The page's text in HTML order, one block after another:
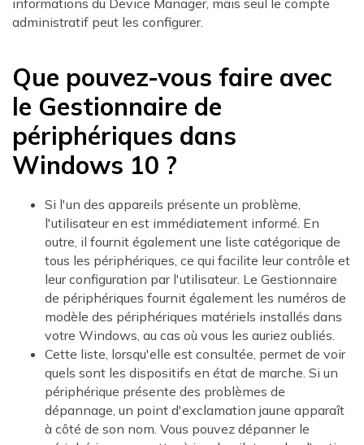
administratif peut les configurer.
Que pouvez-vous faire avec
le Gestionnaire de
périphériques dans
Windows 10 ?
Si l'un des appareils présente un problème,
l'utilisateur en est immédiatement informé. En
outre, il fournit également une liste catégorique de
tous les périphériques, ce qui facilite leur contrôle et
leur configuration par l'utilisateur. Le Gestionnaire
de périphériques fournit également les numéros de
modèle des périphériques matériels installés dans
votre Windows, au cas où vous les auriez oubliés.
Cette liste, lorsqu'elle est consultée, permet de voir
quels sont les dispositifs en état de marche. Si un
périphérique présente des problèmes de
dépannage, un point d'exclamation jaune apparaît
à côté de son nom. Vous pouvez dépanner le